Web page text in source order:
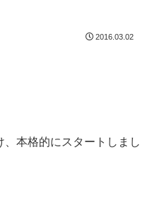
2016.03.02
、本格的にスタートしまし